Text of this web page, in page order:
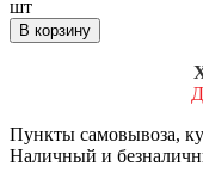
шт
В корзину
Пункты самовывоза,
Наличный и